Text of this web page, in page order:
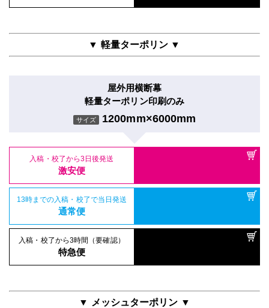
▼ 軽量ターポリン ▼
屋外用横断幕
軽量ターポリン印刷のみ
サイズ 1200mm×6000mm
入稿・校了から3日後発送
激安便
13時までの入稿・校了で当日発送
通常便
入稿・校了から3時間（要確認）
特急便
▼ メッシュターポリン ▼